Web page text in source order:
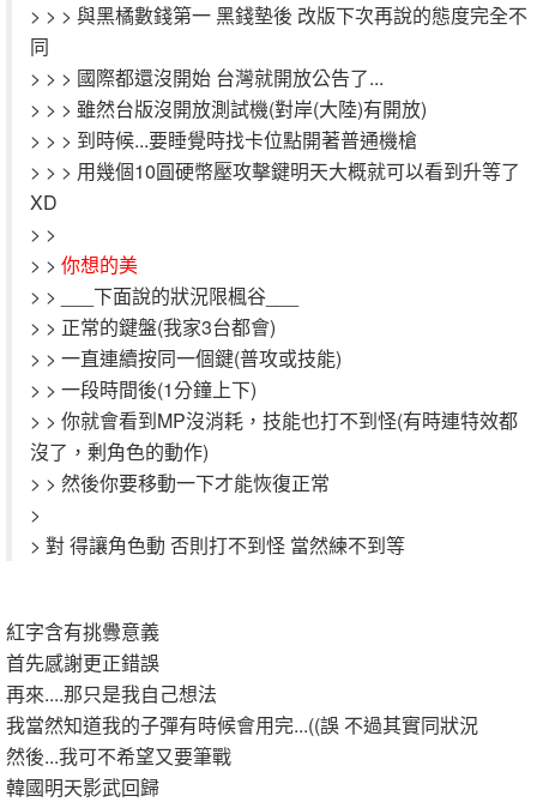
> > > 與黑橘數錢第一 黑錢墊後 改版下次再說的態度完全不
同
> > > 國際都還沒開始 台灣就開放公告了...
> > > 雖然台版沒開放測試機(對岸(大陸)有開放)
> > > 到時候...要睡覺時找卡位點開著普通機槍
> > > 用幾個10圓硬幣壓攻擊鍵明天大概就可以看到升等了
XD
> >
> > 你想的美
> > ___下面說的狀況限楓谷___
> > 正常的鍵盤(我家3台都會)
> > 一直連續按同一個鍵(普攻或技能)
> > 一段時間後(1分鐘上下)
> > 你就會看到MP沒消耗，技能也打不到怪(有時連特效都
沒了，剰角色的動作)
> > 然後你要移動一下才能恢復正常
>
> 對 得讓角色動 否則打不到怪 當然練不到等
紅字含有挑釁意義
首先感謝更正錯誤
再來....那只是我自己想法
我當然知道我的子彈有時候會用完...((誤 不過其實同狀況
然後...我可不希望又要筆戰
韓國明天影武回歸